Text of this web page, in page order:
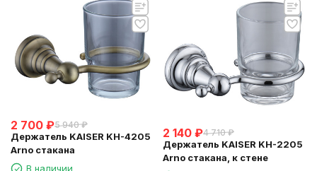
2 700 ₽5 940 ₽
Держатель KAISER KH-4205
Arno стакана
В наличии
2 140 ₽4 710 ₽
Держатель KAISER KH-2205
Arno стакана, к стене